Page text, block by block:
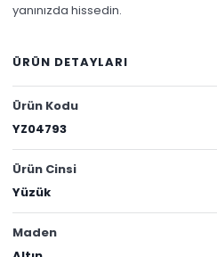
yanınızda hissedin.
ÜRÜN DETAYLARI
Ürün Kodu
YZ04793
Ürün Cinsi
Yüzük
Maden